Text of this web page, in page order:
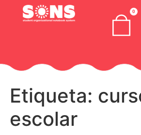
0
Etiqueta:
escolar